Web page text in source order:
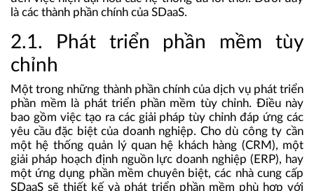
là các thành phần chính của SDaaS.
2.1. Phát triển phần mềm tùy
chỉnh
Một trong những thành phần chính của dịch vụ phát triển
phần mềm là phát triển phần mềm tùy chỉnh. Điều này
bao gồm việc tạo ra các giải pháp tùy chỉnh đáp ứng các
yêu cầu đặc biệt của doanh nghiệp. Cho dù công ty cần
một hệ thống quản lý quan hệ khách hàng (CRM), một
giải pháp hoạch định nguồn lực doanh nghiệp (ERP), hay
một ứng dụng phần mềm chuyên biệt, các nhà cung cấp
SDaaS sẽ thiết kế và phát triển phần mềm phù hợp với